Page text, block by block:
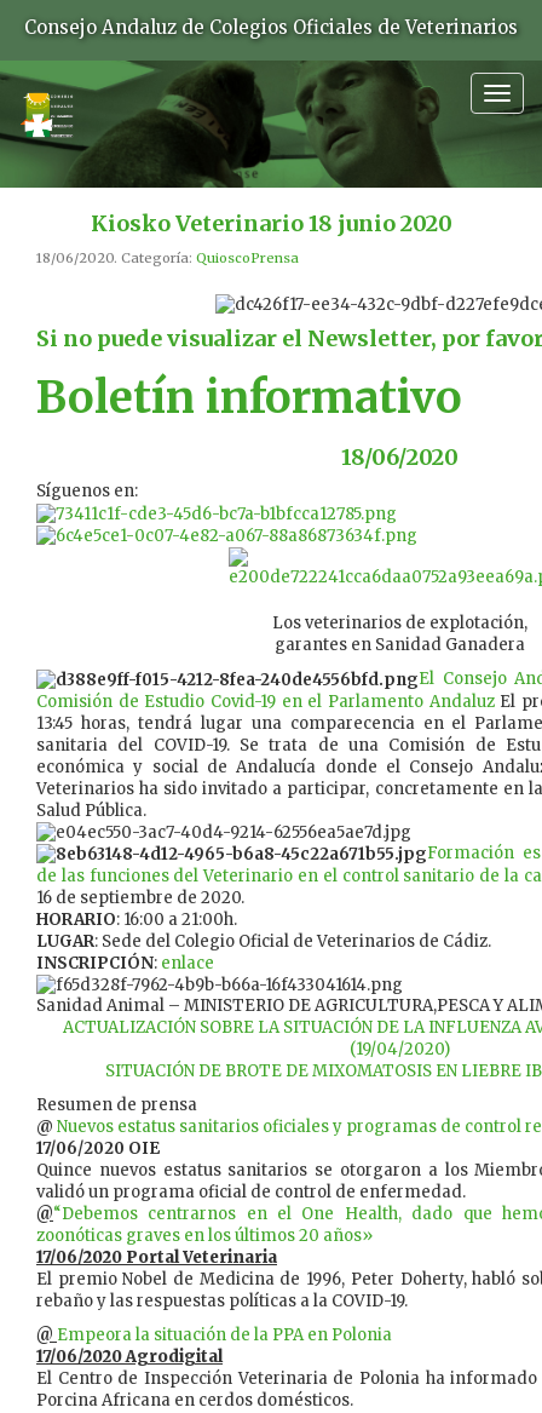
Consejo Andaluz de Colegios Oficiales de Veterinarios
Kiosko Veterinario 18 junio 2020
18/06/2020. Categoría: QuioscoPrensa
Si no puede visualizar el Newsletter, por
Boletín informativo
18/06/2020
Síguenos en:
Los veterinarios de explotación,
garantes en Sanidad Ganadera
El Consejo
Comisión de Estudio Covid-19 en el Parlamento AndaluzEl
13:45 horas, tendrá lugar una comparecencia en el
sanitaria del COVID-19. Se trata de una Comisión de
económica y social de Andalucía donde el Consejo
Veterinarios ha sido invitado a participar, concretamente en
Salud Pública.
Formación
de las funciones del Veterinario en el control sanitario de la
16 de septiembre de 2020.
HORARIO: 16:00 a 21:00h.
LUGAR: Sede del Colegio Oficial de Veterinarios de Cádiz.
INSCRIPCIÓN: enlace
Sanidad Animal – MINISTERIO DE AGRICULTURA,PESCA Y
ACTUALIZACIÓN SOBRE LA SITUACIÓN DE LA INFLUENZA
(19/04/2020)
SITUACIÓN DE BROTE DE MIXOMATOSIS EN LIEBRE
Resumen de prensa
@ Nuevos estatus sanitarios oficiales y programas de control
17/06/2020 OIE
Quince nuevos estatus sanitarios se otorgaron a los
validó un programa oficial de control de enfermedad.
@“Debemos centrarnos en el One Health, dado que
zoonóticas graves en los últimos 20 años»
17/06/2020 Portal Veterinaria
El premio Nobel de Medicina de 1996, Peter Doherty, habló
rebaño y las respuestas políticas a la COVID-19.
@ Empeora la situación de la PPA en Polonia
17/06/2020 Agrodigital
El Centro de Inspección Veterinaria de Polonia ha informado
Porcina Africana en cerdos domésticos.